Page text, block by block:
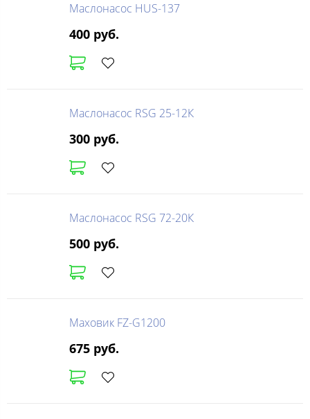
Маслонасос HUS-137
400 руб.
Маслонасос RSG 25-12К
300 руб.
Маслонасос RSG 72-20К
500 руб.
Маховик FZ-G1200
675 руб.